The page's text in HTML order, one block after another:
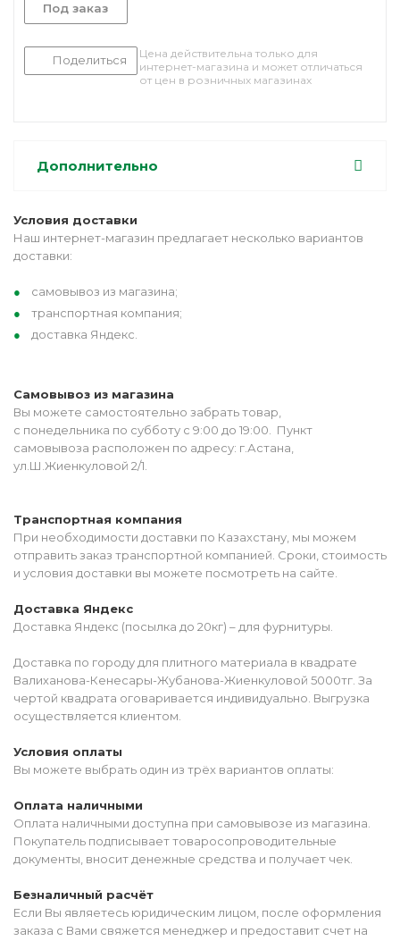
Под заказ
Поделиться
Цена действительна только для
интернет-магазина и может отличаться
от цен в розничных магазинах
Дополнительно
Условия доставки
Наш интернет-магазин предлагает несколько вариантов
доставки:
самовывоз из магазина;
транспортная компания;
доставка Яндекс.
Самовывоз из магазина
Вы можете самостоятельно забрать товар,
с понедельника по субботу с 9:00 до 19:00. Пункт
самовывоза расположен по адресу: г.Астана,
ул.Ш.Жиенкуловой 2/1.
Транспортная компания
При необходимости доставки по Казахстану, мы можем
отправить заказ транспортной компанией. Сроки, стоимость
и условия доставки вы можете посмотреть на сайте.
Доставка Яндекс
Доставка Яндекс (посылка до 20кг) – для фурнитуры.
Доставка по городу для плитного материала в квадрате
Валиханова-Кенесары-Жубанова-Жиенкуловой 5000тг. За
чертой квадрата оговаривается индивидуально. Выгрузка
осуществляется клиентом.
Условия оплаты
Вы можете выбрать один из трёх вариантов оплаты:
Оплата наличными
Оплата наличными доступна при самовывозе из магазина.
Покупатель подписывает товаросопроводительные
документы, вносит денежные средства и получает чек.
Безналичный расчёт
Если Вы являетесь юридическим лицом, после оформления
заказа с Вами свяжется менеджер и предоставит счет на